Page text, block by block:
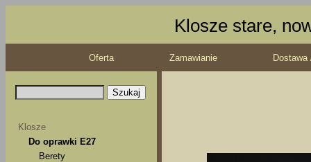
Klosze stare,
Oferta Zamawianie
Klosze
Do oprawki E27
Berety